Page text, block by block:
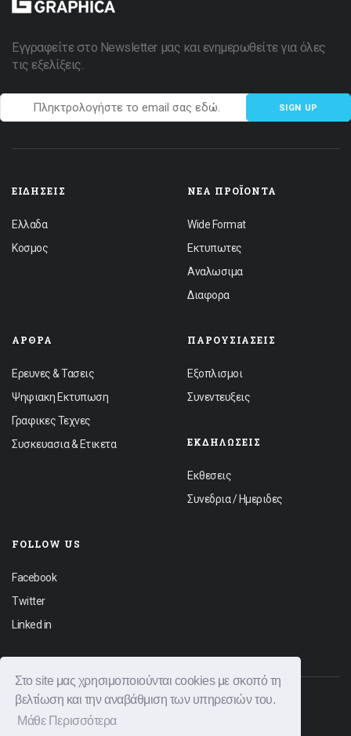
Στο site μας χρησιμοποιούνται cookies με σκοπό τη
βελτίωση και την αναβάθμιση των υπηρεσιών του.
Μάθε Περισσότερα
Εγγραφείτε στο Newsletter μας και ενημερωθείτε για όλες
τις εξελίξεις.
SIGN UP
ΕΙΔΉΣΕΙΣ
Ελλαδα
Κοσμος
ΝΈΑ ΠΡΟΪΌΝΤΑ
Wide Format
Εκτυπωτες
Αναλωσιμα
Διαφορα
ΆΡΘΡΑ
Ερευνες & Τασεις
Ψηφιακη Εκτυπωση
Γραφικες Τεχνες
Συσκευασια & Ετικετα
ΠΑΡΟΥΣΙΆΣΕΙΣ
Εξοπλισμοι
Συνεντευξεις
ΕΚΔΗΛΏΣΕΙΣ
Εκθεσεις
Συνεδρια / Ημεριδες
FOLLOW US
Facebook
Twitter
Linked in